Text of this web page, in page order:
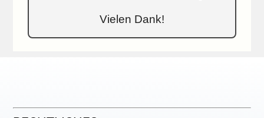
Vielen Dank!